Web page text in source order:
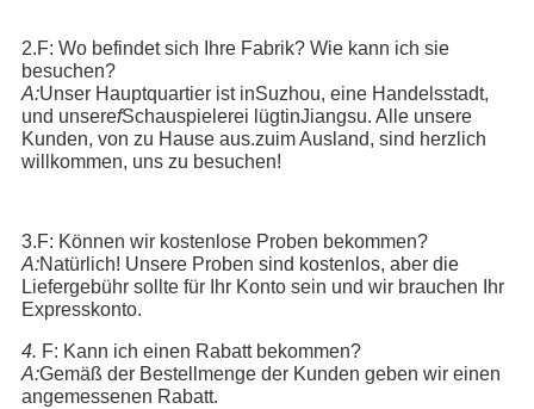
2.F: Wo befindet sich Ihre Fabrik? Wie kann ich sie
besuchen?
A:Unser Hauptquartier ist inSuzhou, eine Handelsstadt,
und unserefSchauspielerei lügtinJiangsu. Alle unsere
Kunden, von zu Hause aus.zuim Ausland, sind herzlich
willkommen, uns zu besuchen!
3.F: Können wir kostenlose Proben bekommen?
A:Natürlich! Unsere Proben sind kostenlos, aber die
Liefergebühr sollte für Ihr Konto sein und wir brauchen Ihr
Expresskonto.
4. F: Kann ich einen Rabatt bekommen?
A:Gemäß der Bestellmenge der Kunden geben wir einen
angemessenen Rabatt.